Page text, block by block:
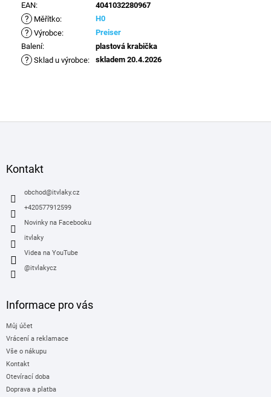
EAN: 4041032280967
? Měřítko: H0
? Výrobce:
Preiser
Balení: plastová krabička
? Sklad u výrobce: skladem 20.4.2026
Kontakt
obchod@itvlaky.cz
+420577912599
Novinky na Facebooku
itvlaky
Videa na YouTube
@itvlakycz
Informace pro vás
Můj účet
Vrácení a reklamace
Vše o nákupu
Kontakt
Otevírací doba
Doprava a platba